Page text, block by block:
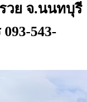
วย จ.นนทบุรี
543-